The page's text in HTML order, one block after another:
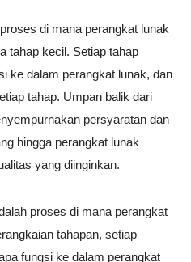
di mana perangkat lunak
tahap kecil. Setiap tahap
ke dalam perangkat lunak, dan
tahap. Umpan balik dari
persyaratan dan
hingga perangkat lunak
yang diinginkan.
proses di mana perangkat
tahapan, setiap
fungsi ke dalam perangkat